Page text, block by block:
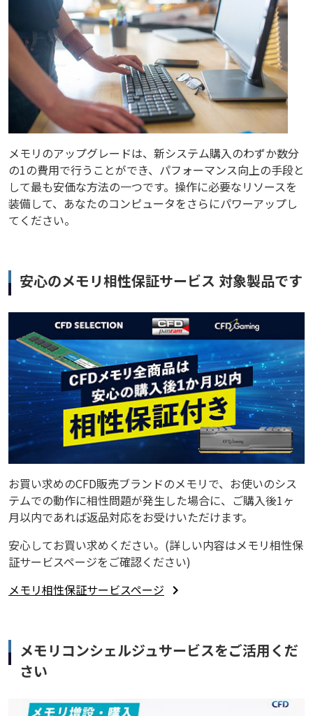
メモリのアップグレードは、新システム購入のわずか数分
の1の費用で行うことができ、パフォーマンス向上の手段と
して最も安価な方法の一つです。操作に必要なリソースを
装備して、あなたのコンピュータをさらにパワーアップし
てください。
安心のメモリ相性保証サービス 対象製品です
お買い求めのCFD販売ブランドのメモリで、お使いのシス
テムでの動作に相性問題が発生した場合に、ご購入後1ヶ
月以内であれば返品対応をお受けいただけます。
安心してお買い求めください。(詳しい内容はメモリ相性保
証サービスページをご確認ください)
メモリ相性保証サービスページ
メモリコンシェルジュサービスをご活用くだ
さい